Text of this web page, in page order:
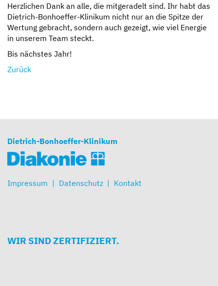
Herzlichen Dank an alle, die mitgeradelt sind. Ihr habt das
Dietrich-Bonhoeffer-Klinikum nicht nur an die Spitze der
Wertung gebracht, sondern auch gezeigt, wie viel Energie
in unserem Team steckt.
Bis nächstes Jahr!
Zurück
Dietrich-Bonhoeffer-Klinikum
Impressum Datenschutz Kontakt
WIR SIND ZERTIFIZIERT.